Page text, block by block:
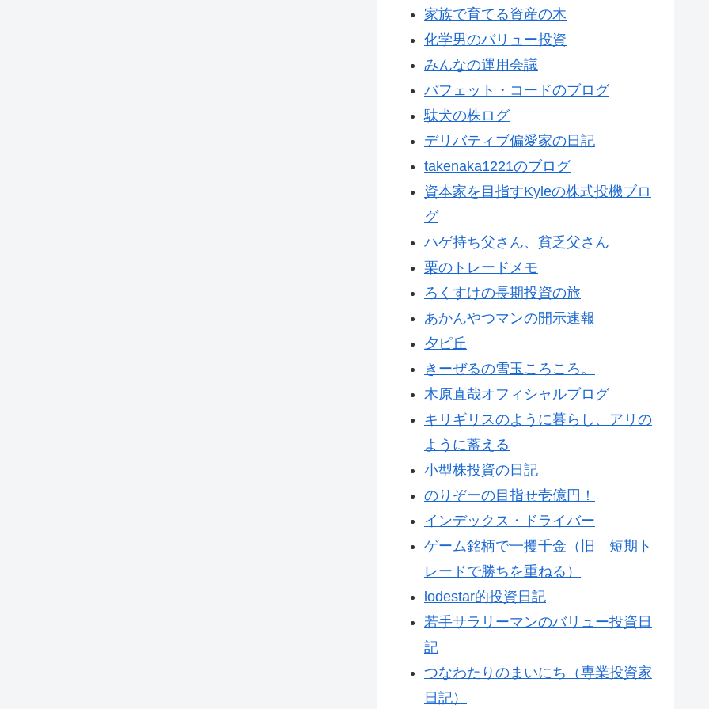
家族で育てる資産の木
化学男のバリュー投資
みんなの運用会議
バフェット・コードのブログ
駄犬の株ログ
デリバティブ偏愛家の日記
takenaka1221のブログ
資本家を目指すKyleの株式投機ブロ
グ
ハゲ持ち父さん、貧乏父さん
栗のトレードメモ
ろくすけの長期投資の旅
あかんやつマンの開示速報
夕ピ丘
きーぜるの雪玉ころころ。
木原直哉オフィシャルブログ
キリギリスのように暮らし、アリの
ように蓄える
小型株投資の日記
のりぞーの目指せ壱億円！
インデックス・ドライバー
ゲーム銘柄で一攫千金（旧 短期ト
レードで勝ちを重ねる）
lodestar的投資日記
若手サラリーマンのバリュー投資日
記
つなわたりのまいにち（専業投資家
日記）